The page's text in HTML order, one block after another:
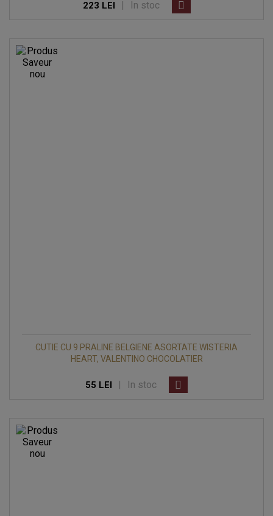
223 LEI | In stoc
CUTIE CU 9 PRALINE BELGIENE ASORTATE WISTERIA
HEART, VALENTINO CHOCOLATIER
55 LEI In stoc